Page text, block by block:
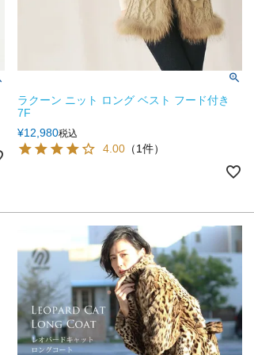
ラクーン ニット ロング ベスト フード付き
7F
¥12,980税込
4.00 （1件）